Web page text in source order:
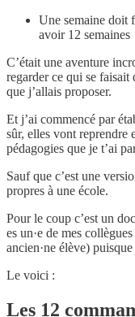
Une semaine doit
avoir 12 semaines
C’était une aventure
regarder ce qui se faisait
que j’allais proposer.
Et j’ai commencé par
sûr, elles vont reprendre
pédagogies que je t’ai
Sauf que c’est une
propres à une école.
Pour le coup c’est un
es un·e de mes
ancien·ne élève)
Le voici :
Les 12